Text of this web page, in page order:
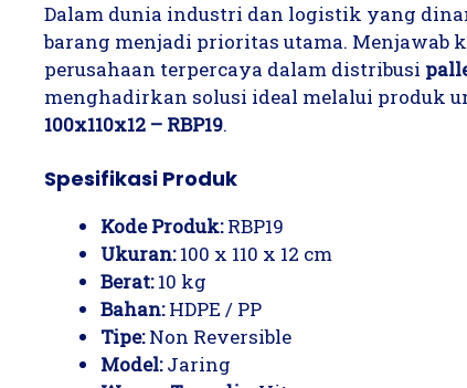
Dalam dunia industri dan logistik yang
barang menjadi prioritas utama. Menjawab
perusahaan terpercaya dalam distribusi
menghadirkan solusi ideal melalui produk
100x110x12 – RBP19.
Spesifikasi Produk
Kode Produk:RBP19
Ukuran:100 x 110 x 12 cm
Berat:10 kg
Bahan:HDPE / PP
Tipe:Non Reversible
Model:Jaring